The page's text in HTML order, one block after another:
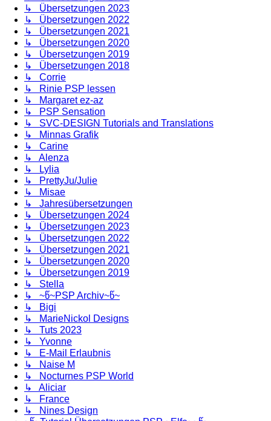
↳ Übersetzungen 2023
↳ Übersetzungen 2022
↳ Übersetzungen 2021
↳ Übersetzungen 2020
↳ Übersetzungen 2019
↳ Übersetzungen 2018
↳ Corrie
↳ Rinie PSP lessen
↳ Margaret ez-az
↳ PSP Sensation
↳ SVC-DESIGN Tutorials and Translations
↳ Minnas Grafik
↳ Carine
↳ Alenza
↳ Lylia
↳ PrettyJu/Julie
↳ Misae
↳ Jahresübersetzungen
↳ Übersetzungen 2024
↳ Übersetzungen 2023
↳ Übersetzungen 2022
↳ Übersetzungen 2021
↳ Übersetzungen 2020
↳ Übersetzungen 2019
↳ Stella
↳ ~წ~PSP Archiv~წ~
↳ Bigi
↳ MarieNickol Designs
↳ Tuts 2023
↳ Yvonne
↳ E-Mail Erlaubnis
↳ Naise M
↳ Nocturnes PSP World
↳ Aliciar
↳ France
↳ Nines Design